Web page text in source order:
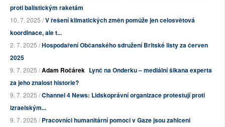
proti balistickým raketám
10. 7. 2025 /V řešení klimatických změn pomůže jen celosvětová
koordinace, ale t...
2. 7. 2025 /Hospodaření Občanského sdružení Britské listy za červen
2025
9. 7. 2025 /Adam Ročárek Lynč na Onderku – mediální šikana experta
za jeho znalost historie?
9. 7. 2025 /Channel 4 News: Lidskoprávní organizace protestují proti
izraelským...
9. 7. 2025 /Pracovníci humanitární pomoci v Gaze jsou zahlceni